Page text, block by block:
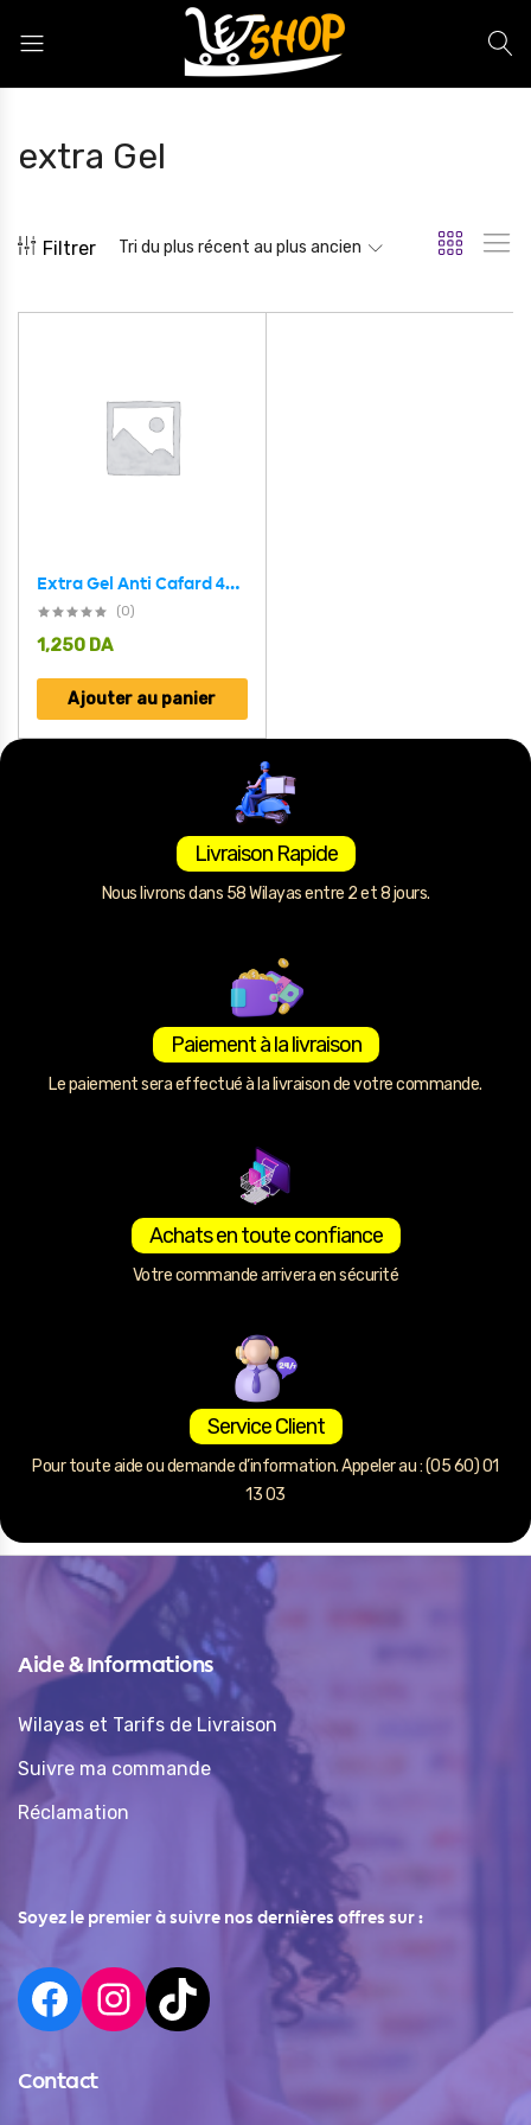
extra Gel
Filtrer Tri du plus récent au plus ancien
Extra Gel Anti Cafard 40G
(0)
1,250 DA
Ajouter au panier
Livraison Rapide
Nous livrons dans 58 Wilayas entre 2 et 8 jours.
Paiement à la livraison
Le paiement sera effectué à la livraison de votre commande.
Achats en toute confiance
Votre commande arrivera en sécurité
Service Client
Pour toute aide ou demande d’information. Appeler au : (05 60) 01
13 03
Aide & Informations
Wilayas et Tarifs de Livraison
Suivre ma commande
Réclamation
Soyez le premier à suivre nos dernières offres sur :
Contact